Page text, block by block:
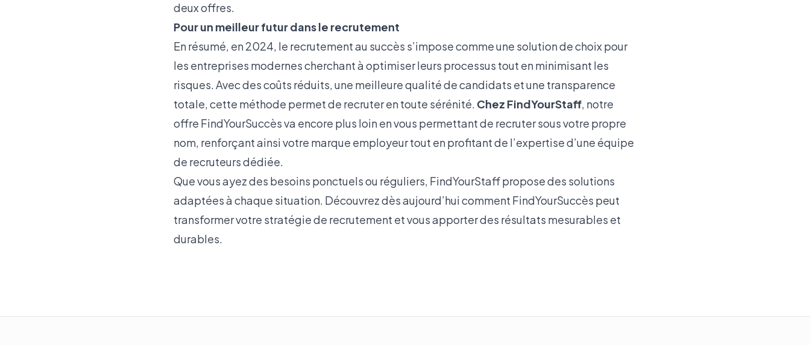
deux offres.
Pour un meilleur futur dans le recrutement
En résumé, en 2024, le recrutement au succès s’impose comme une solution de choix pour
les entreprises modernes cherchant à optimiser leurs processus tout en minimisant les
risques. Avec des coûts réduits, une meilleure qualité de candidats et une transparence
totale, cette méthode permet de recruter en toute sérénité. Chez FindYourStaff, notre
offre FindYourSuccès va encore plus loin en vous permettant de recruter sous votre propre
nom, renforçant ainsi votre marque employeur tout en profitant de l’expertise d’une équipe
de recruteurs dédiée.
Que vous ayez des besoins ponctuels ou réguliers, FindYourStaff propose des solutions
adaptées à chaque situation. Découvrez dès aujourd’hui comment FindYourSuccès peut
transformer votre stratégie de recrutement et vous apporter des résultats mesurables et
durables.